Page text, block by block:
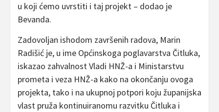
u koji ćemo uvrstiti i taj projekt – dodao je
Bevanda.
Zadovoljan ishodom završenih radova, Marin
Radišić je, u ime Općinskoga poglavarstva Čitluka,
iskazao zahvalnost Vladi HNŽ-a i Ministarstvu
prometa i veza HNŽ-a kako na okončanju ovoga
projekta, tako i na ukupnoj potpori koju županijska
vlast pruža kontinuiranomu razvitku Čitluka i